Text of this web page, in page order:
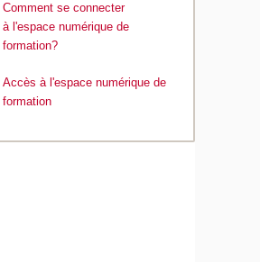
Comment se connecter
à l'espace numérique de
formation?
Accès à l'espace numérique de
formation